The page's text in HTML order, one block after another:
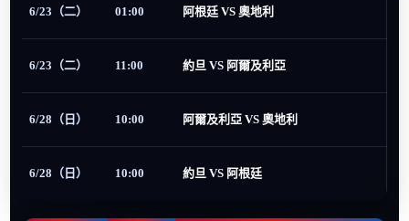
6/23（二） 01:00 阿根廷 VS 奧地利
6/23（二） 11:00 約旦 VS 阿爾及利亞
6/28（日） 10:00 阿爾及利亞 VS 奧地利
6/28（日） 10:00 約旦 VS 阿根廷